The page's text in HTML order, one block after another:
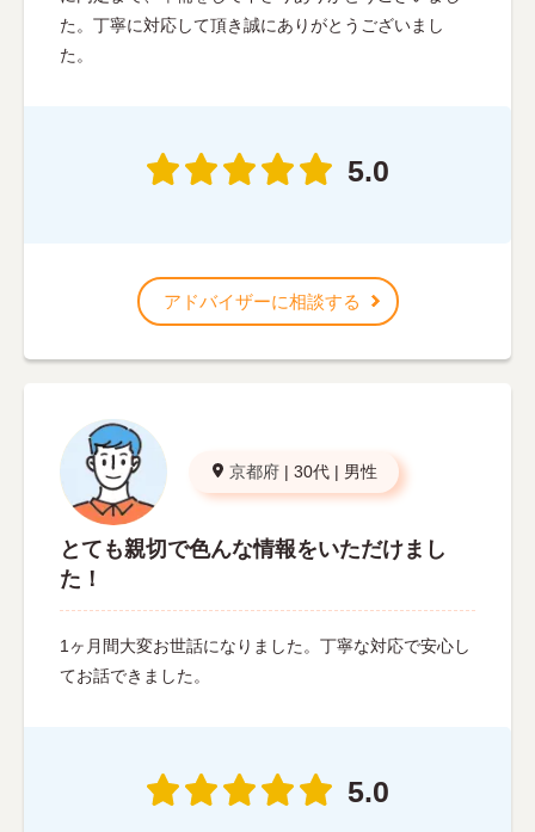
た。丁寧に対応して頂き誠にありがとうございまし
た。
5.0
アドバイザーに相談する
京都府 | 30代 | 男性
とても親切で色んな情報をいただけまし
た！
1ヶ月間大変お世話になりました。丁寧な対応で安心し
てお話できました。
5.0